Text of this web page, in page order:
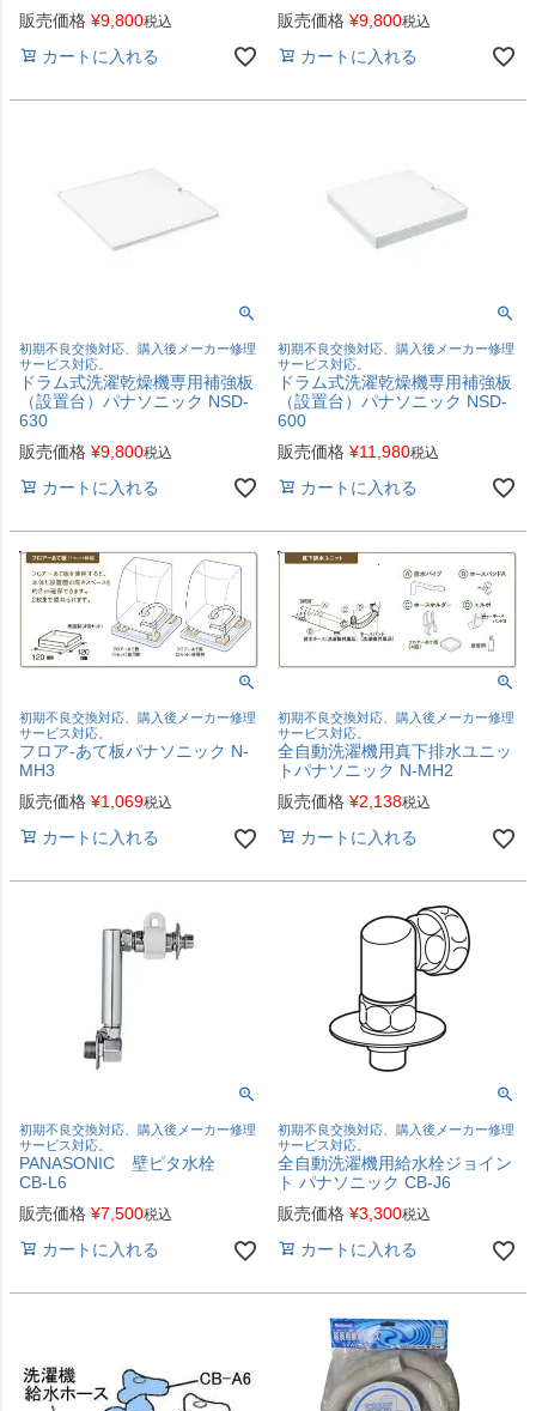
販売価格 ¥9,800税込
カートに入れる
販売価格 ¥9,800税込
カートに入れる
初期不良交換対応、購入後メーカー修理
サービス対応。
ドラム式洗濯乾燥機専用補強板
（設置台）パナソニック NSD-
630
販売価格 ¥9,800税込
カートに入れる
初期不良交換対応、購入後メーカー修理
サービス対応。
ドラム式洗濯乾燥機専用補強板
（設置台）パナソニック NSD-
600
販売価格 ¥11,980税込
カートに入れる
初期不良交換対応、購入後メーカー修理
サービス対応。
フロア-あて板パナソニック N-
MH3
販売価格 ¥1,069税込
カートに入れる
初期不良交換対応、購入後メーカー修理
サービス対応。
全自動洗濯機用真下排水ユニッ
トパナソニック N-MH2
販売価格 ¥2,138税込
カートに入れる
初期不良交換対応、購入後メーカー修理
サービス対応。
PANASONIC 壁ピタ水栓
CB-L6
販売価格 ¥7,500税込
カートに入れる
初期不良交換対応、購入後メーカー修理
サービス対応。
全自動洗濯機用給水栓ジョイン
ト パナソニック CB-J6
販売価格 ¥3,300税込
カートに入れる